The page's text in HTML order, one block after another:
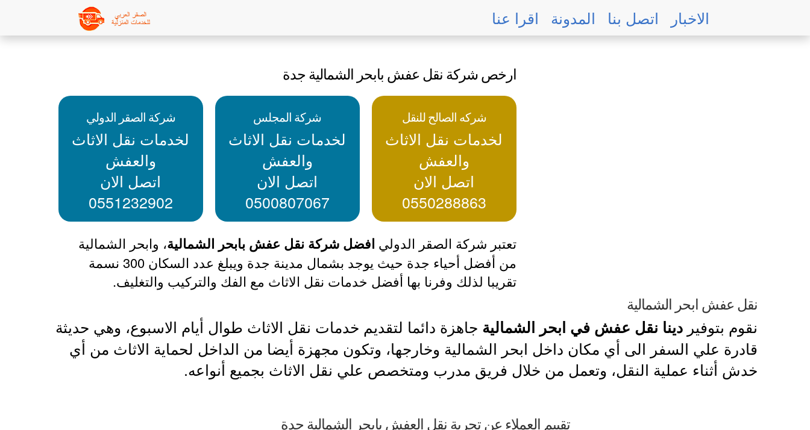
to
اقرا عنا المدونة اتصل بنا الاخبار
ارخص شركة نقل عفش بابحر الشمالية جدة
شركة الصقر الدولي
لخدمات نقل الاثاث
والعفش
اتصل الان
0551232902
شركة المجلس
لخدمات نقل الاثاث
والعفش
اتصل الان
0500807067
شركه الصالح للنقل
لخدمات نقل الاثاث
والعفش
اتصل الان
0550288863
تعتبر شركة الصقر الدولي افضل شركة نقل عفش بابحر الشمالية، وابحر الشمالية
من أفضل أحياء جدة حيث يوجد بشمال مدينة جدة ويبلغ عدد السكان 300 نسمة
تقريبا لذلك وفرنا بها أفضل خدمات نقل الاثاث مع الفك والتركيب والتغليف.
نقل عفش ابحر الشمالية
نقوم بتوفير دينا نقل عفش في ابحر الشمالية جاهزة دائما لتقديم خدمات نقل الاثاث طوال أيام الاسبوع، وهي حديثة
قادرة علي السفر الى أي مكان داخل ابحر الشمالية وخارجها، وتكون مجهزة أيضا من الداخل لحماية الاثاث من أي
خدش أثناء عملية النقل، وتعمل من خلال فريق مدرب ومتخصص علي نقل الاثاث بجميع أنواعه.
تقييم العملاء عن تجرية نقل العفش بابحر الشمالية جدة